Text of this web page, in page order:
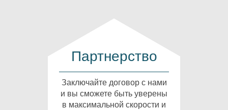
Партнерство
Заключайте договор с нами
и вы сможете быть уверены
в максимальной скорости и